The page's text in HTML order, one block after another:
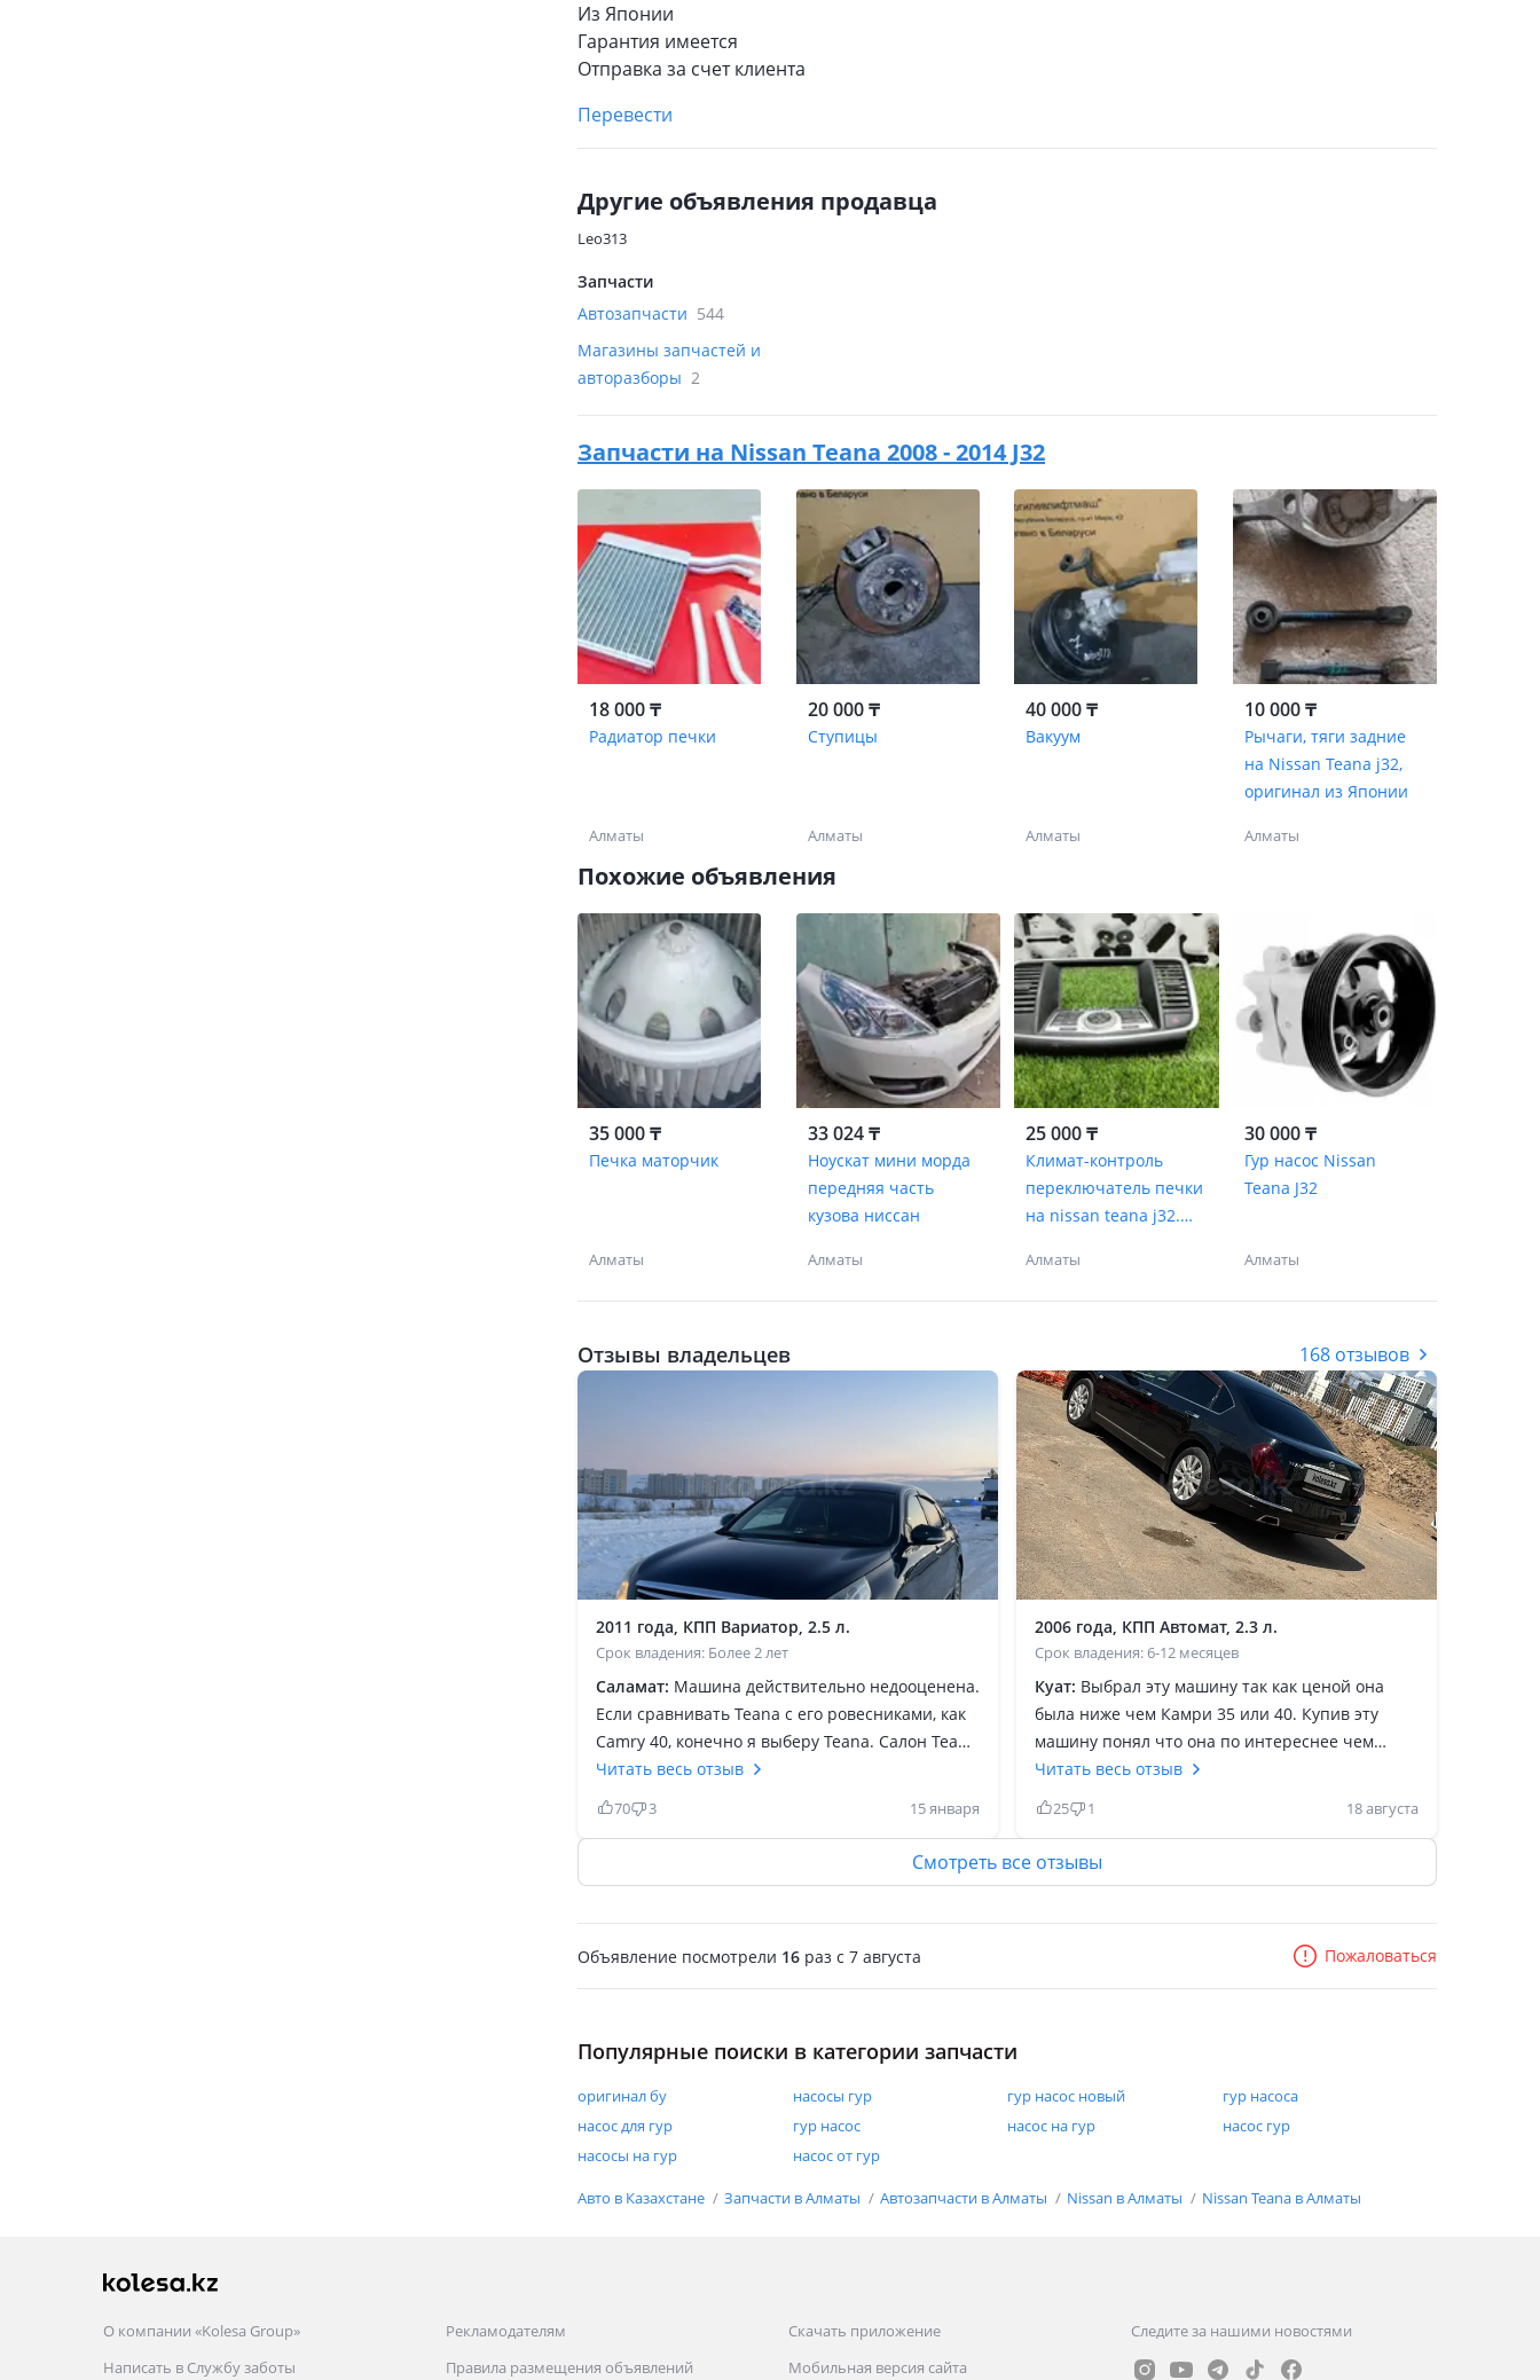
Из Японии
Гарантия имеется
Отправка за счет клиента
Перевести
Другие объявления продавца
Leo313
Запчасти
Автозапчасти 544
Магазины запчастей и
авторазборы 2
Запчасти на Nissan Teana 2008 - 2014 J32
18 000 ₸
Радиатор печки
Алматы
20 000 ₸
Ступицы
Алматы
40 000 ₸
Вакуум
Алматы
10 000 ₸
Рычаги, тяги задние
на Nissan Teana j32,
оригинал из Японии
Алматы
Похожие объявления
35 000 ₸
Печка маторчик
Алматы
33 024 ₸
Ноускат мини морда
передняя часть
кузова ниссан
Алматы
25 000 ₸
Климат-контроль
переключатель печки
на nissan teana j32.
Алматы
30 000 ₸
Гур насос Nissan
Teana J32
Алматы
Отзывы владельцев 168 отзывов
2011 года, КПП Вариатор, 2.5 л.
Срок владения: Более 2 лет
Саламат: Машина действительно недооценена.
Если сравнивать Teana с его ровесниками, как
Camry 40, конечно я выберу Teana. Салон Teana
просторнее, натурная кожа, полный
электропакет, по езде очень мягкая, на трассе
держится уверенно, скорость 140 км/ч едет не
нагружаясь, на 2тыс оборах. Хоть все и боятся
даже и объем двигателя 2.5. Есть минусы
только по проходимости, за счет того, что вес
можно и застрять. В целом по мне машина
10/10, ни разу не подводила.
Читать весь отзыв
70 3 15 января
2006 года, КПП Автомат, 2.3 л.
Срок владения: 6-12 месяцев
Куат: Выбрал эту машину так как ценой она
была ниже чем Камри 35 или 40. Купив эту
машину понял что она по интереснее чем
Камри. Машина недооценена в Казахстане (так
как у нас все любят Камри). В принципе она и
классом выше чем Камри 35. Мягче,
то что она 4-х Ступка. В принципе для нашей
страны норм так как в городе везде 60, а на
3000-3500 оборотов.
Читать весь отзыв
25 1 18 августа
Смотреть все отзывы
Объявление посмотрели 16 раз c 7 августа Пожаловаться
Популярные поиски в категории запчасти
оригинал бу насосы гур гур насос новый
гур насоса
насос для гур
гур насос насос на гур
насос гур
насосы на гур
насос от гур
Авто в Казахстане Запчасти в Алматы Автозапчасти в Алматы Nissan в Алматы Nissan Teana в Алматы
О компании «Kolesa Group»
Написать в Службу заботы
Рекламодателям
Правила размещения объявлений
Скачать приложение
Мобильная версия сайта
Следите за нашими новостями